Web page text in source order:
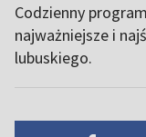
Codzienny
najważniejsze i
lubuskiego.